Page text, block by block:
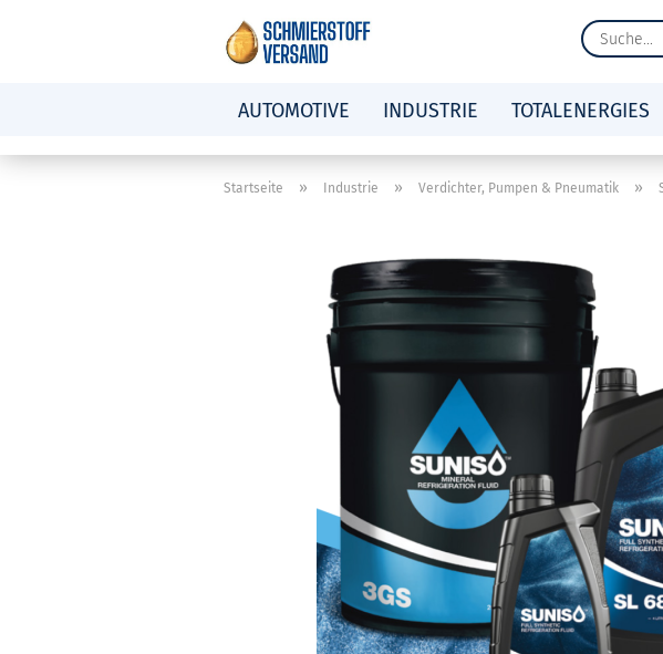
AUTOMOTIVE INDUSTRIE TOTALENERGIES
Startseite » Industrie » Verdichter, Pumpen & Pneumatik »